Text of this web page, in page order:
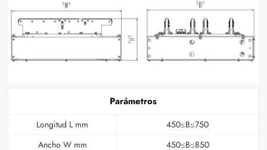
Parámetros
Longitud L mm
450≤B≤750
Ancho W mm
450≤B≤850